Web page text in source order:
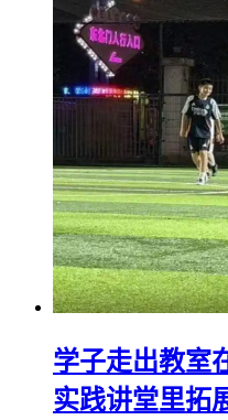
学子走出教室
实践讲堂里拓